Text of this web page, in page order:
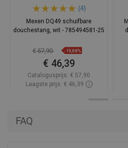
FAQ
(4)
Mexen DQ49 schuifbare
douchestang, wit - 785494581-25
€ 57,90 -19,88%
€ 46,39
Catalogusprijs: € 57,90
Laagste prijs: € 46,39